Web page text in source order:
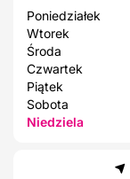
Poniedziałek
Wtorek
Środa
Czwartek
Piątek
Sobota
Niedziela